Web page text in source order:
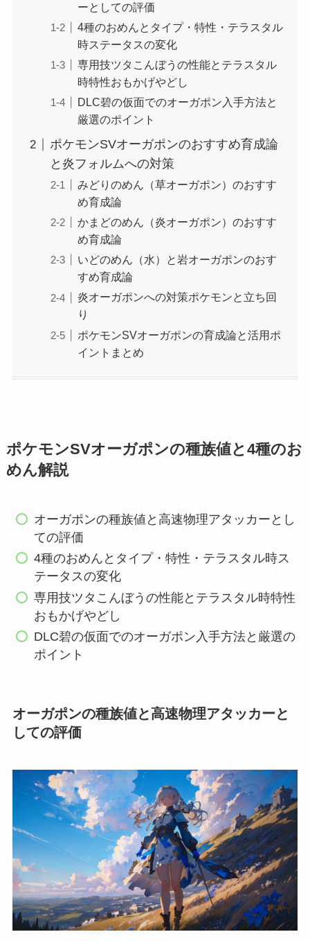
ーとしての評価
4種のおめんとタイプ・特性・テラスタル
時ステータスの変化
専用技ツタこんぼうの性能とテラスタル
時特性おもかげやどし
DLC碧の仮面でのオーガポン入手方法と
厳選のポイント
ポケモンSVオーガポンのおすすめ育成論
と炎フォルムへの対策
みどりのめん（草オーガポン）のおすす
め育成論
かまどのめん（炎オーガポン）のおすす
め育成論
いどのめん（水）と岩オーガポンのおす
すめ育成論
炎オーガポンへの対策ポケモンと立ち回
り
ポケモンSVオーガポンの育成論と活用ポ
イントまとめ
ポケモンSVオーガポンの種族値と4種のお
めん解説
オーガポンの種族値と高速物理アタッカーとし
ての評価
4種のおめんとタイプ・特性・テラスタル時ス
テータスの変化
専用技ツタこんぼうの性能とテラスタル時特性
おもかげやどし
DLC碧の仮面でのオーガポン入手方法と厳選の
ポイント
オーガポンの種族値と高速物理アタッカーと
しての評価